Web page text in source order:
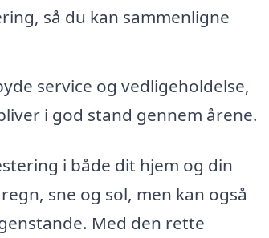
så du kan sammenligne
service og vedligeholdelse,
i god stand gennem årene.
i både dit hjem og din
sne og sol, men kan også
Med den rette